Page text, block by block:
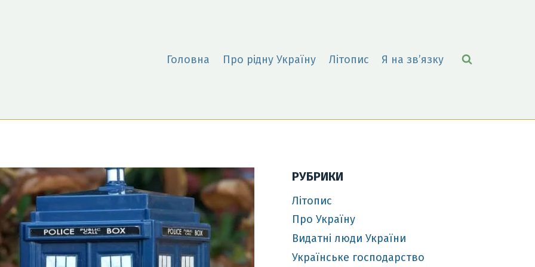
Головна
Про рідну Україну Літопис Я на зв’язку
РУБРИКИ
Літопис
Про Україну
Видатні люди України
Українське господарство